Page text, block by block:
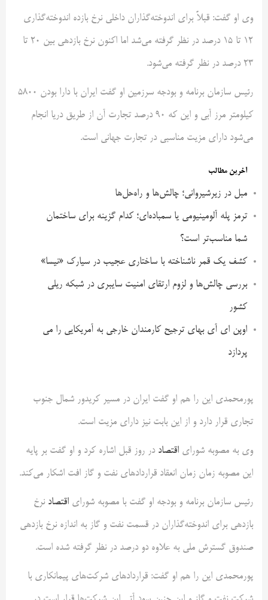
وی او گفت: قبلاً برای اندوخته‌گذاران داخلی نرخ بازده اندوخته‌گذاری
۱۲ تا ۱۵ درصد در نظر گرفته می‌شد اما اکنون نرخ بازدهی بین ۲۰ تا
۲۳ درصد در نظر گرفته می‌شود.
رئیس سازمان برنامه و بودجه سرزمین او گفت ایران با دارا بودن ۵۸۰۰
کیلومتر مرز آبی و این که ۹۰ درصد تجارت آن از طریق دریا انجام
می‌شود دارای مزیت مناسبی در تجارت جهانی است.
آخرین مطالب
مبل در زیرشیروانی؛ چالش‌ها و راه‌حل‌ها
ترمز پله آلومینیومی یا سمباده‌ای؛ کدام گزینه برای ساختمان
شما مناسب‌تر است؟
کشف یک قمر ناشناخته با ساختاری عجیب در سیارک «نیسا»
بررسی چالش‌ها و لزوم ارتقای امنیت سایبری در شبکه ریلی
کشور
اوپن ای آی بهای ترجیح کارمندان خارجی به آمریکایی را می
پردازد
پورمحمدی این را هم او گفت ایران در مسیر کریدور شمال جنوب
تجاری قرار دارد و از این بابت نیز دارای مزیت است.
وی به مصوبه شورای اقتصاد در روز قبل اشاره کرد و او گفت بر پایه
این مصوبه زمان زمان انعقاد قراردادهای نفت و گاز افت اشکار می‌کند.
رئیس سازمان برنامه و بودجه او گفت با مصوبه شورای اقتصاد نرخ
بازدهی برای اندوخته‌گذاران در قسمت نفت و گاز به اندازه نرخ بازدهی
صندوق گسترش ملی به علاوه دو درصد در نظر گرفته شده است.
پورمحمدی این را هم او گفت: قراردادهای شرکت‌های پیمانکاری با